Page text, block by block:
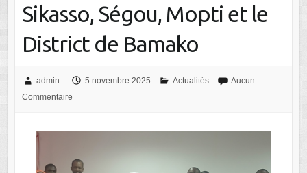
Sikasso, Ségou, Mopti et le
District de Bamako
admin 5 novembre 2025 Actualités
Aucun
Commentaire